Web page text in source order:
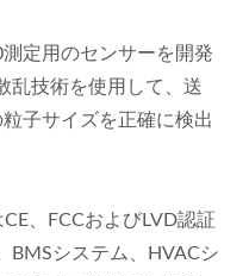
定用のセンサーを開発
乱技術を使用して、送
子サイズを正確に検出
、FCCおよびLVD認証
BMSシステム、HVACシ